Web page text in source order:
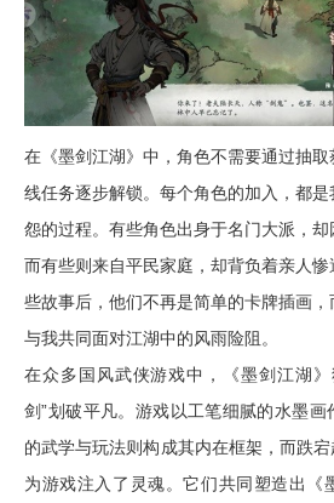
在《墨剑江湖》中，角色不需要通过抽
线任务逐步解锁。每个角色的加入，都
怨的过程。有些角色出身于名门大派，却
而有些则来自平民家庭，却背负着亲人
些故事后，他们不再是简单的卡牌插画，
与我共同面对江湖中的风雨险阻。
在众多国风武侠游戏中，《墨剑江湖
剑”划破平凡。游戏以工笔细腻的水墨
的武学与玩法则构成其内在框架，而跌
为游戏注入了灵魂。它们共同塑造出《